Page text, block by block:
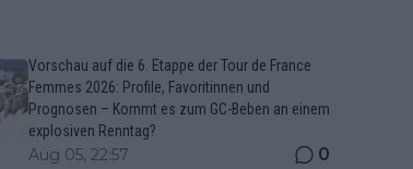
Vorschau auf die 6. Etappe der Tour de France
Femmes 2026: Profile, Favoritinnen und
Prognosen – Kommt es zum GC-Beben an einem
explosiven Renntag?
Aug 05, 22:57 0